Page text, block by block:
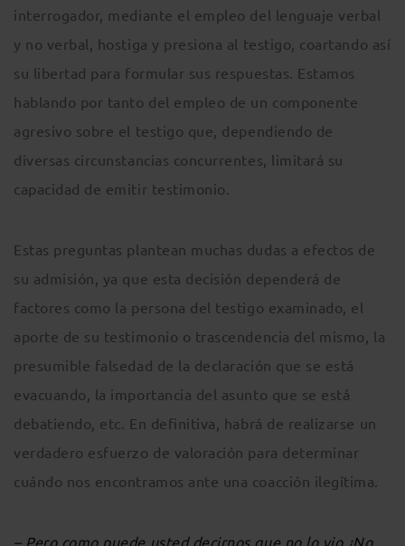
interrogador, mediante el empleo del lenguaje verbal
y no verbal, hostiga y presiona al testigo, coartando así
su libertad para formular sus respuestas. Estamos
hablando por tanto del empleo de un componente
agresivo sobre el testigo que, dependiendo de
diversas circunstancias concurrentes, limitará su
capacidad de emitir testimonio.
Estas preguntas plantean muchas dudas a efectos de
su admisión, ya que esta decisión dependerá de
factores como la persona del testigo examinado, el
aporte de su testimonio o trascendencia del mismo, la
presumible falsedad de la declaración que se está
evacuando, la importancia del asunto que se está
debatiendo, etc. En definitiva, habrá de realizarse un
verdadero esfuerzo de valoración para determinar
cuándo nos encontramos ante una coacción ilegítima.
– Pero como puede usted decirnos que no lo vio ¿No